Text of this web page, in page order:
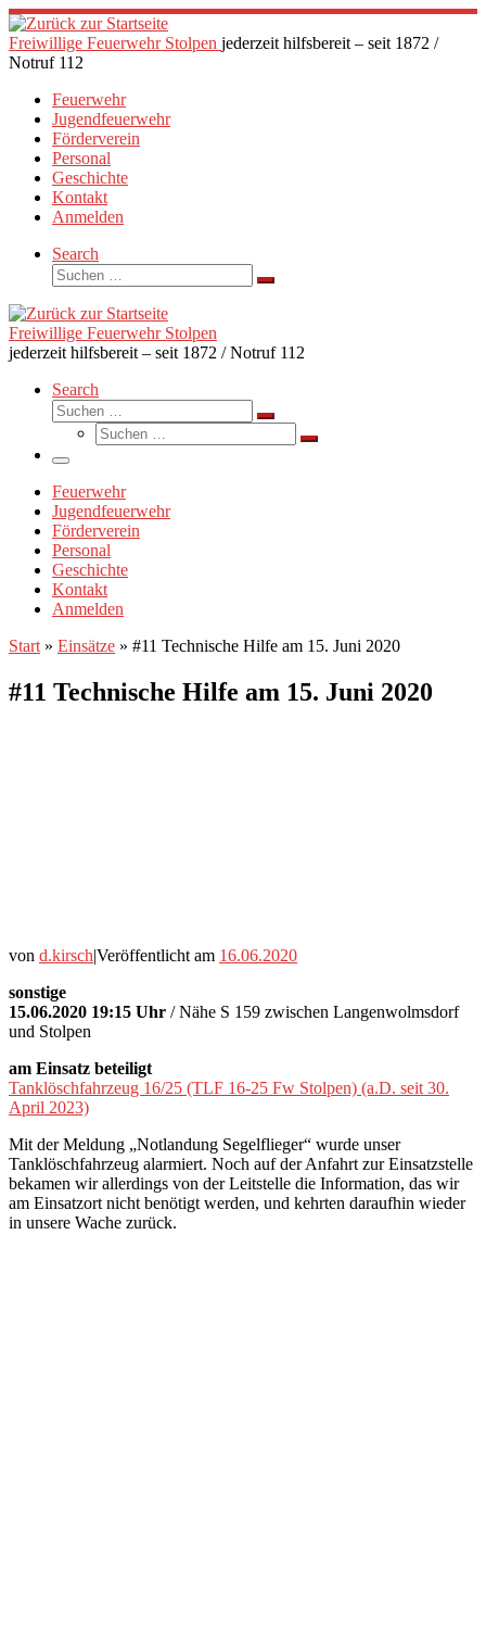
Zum
Inhalt
springen
Freiwillige Feuerwehr Stolpen jederzeit hilfsbereit – seit 1872 /
Notruf 112
Feuerwehr
Jugendfeuerwehr
Förderverein
Personal
Geschichte
Kontakt
Anmelden
Search
Suche
Suchen …
Freiwillige Feuerwehr Stolpen
jederzeit hilfsbereit – seit 1872 / Notruf 112
Search
Suche
Suchen …
Suche
Suchen …
Menü
Feuerwehr
Jugendfeuerwehr
Förderverein
Personal
Geschichte
Kontakt
Anmelden
Start » Einsätze » #11 Technische Hilfe am 15. Juni 2020
#11 Technische Hilfe am 15. Juni 2020
von d.kirsch|Veröffentlicht am 16.06.2020
sonstige
15.06.2020 19:15 Uhr / Nähe S 159 zwischen Langenwolmsdorf
und Stolpen
am Einsatz beteiligt
Tanklöschfahrzeug 16/25 (TLF 16-25 Fw Stolpen) (a.D. seit 30.
April 2023)
Mit der Meldung „Notlandung Segelflieger“ wurde unser
Tanklöschfahrzeug alarmiert. Noch auf der Anfahrt zur Einsatzstelle
bekamen wir allerdings von der Leitstelle die Information, das wir
am Einsatzort nicht benötigt werden, und kehrten daraufhin wieder
in unsere Wache zurück.